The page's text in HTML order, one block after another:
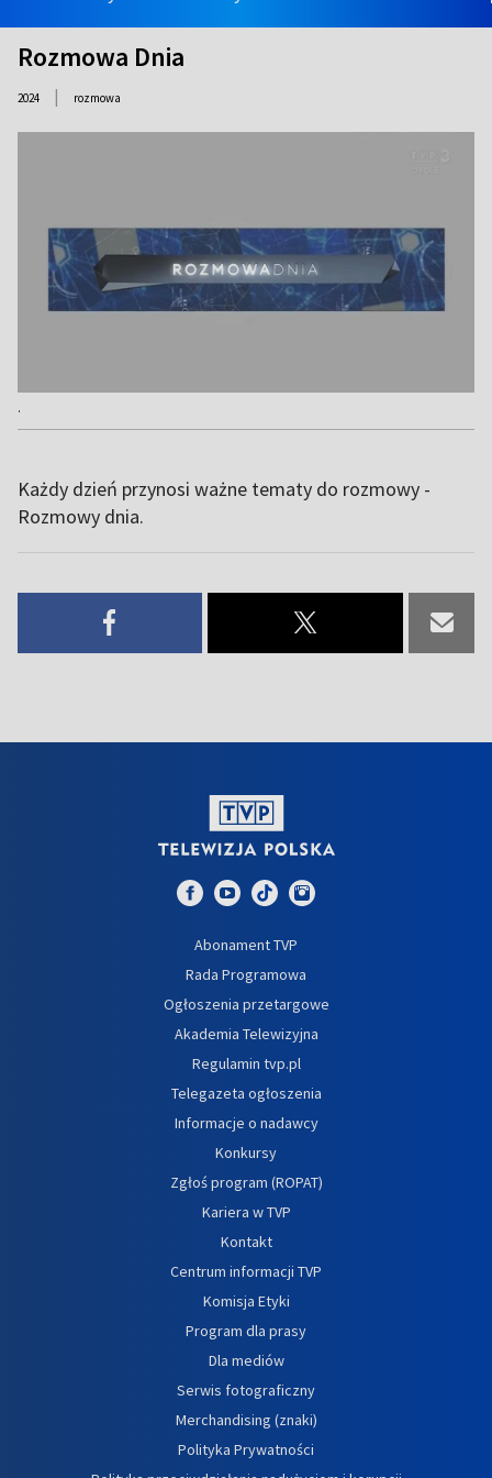
Rozmowa Dnia
2024 | rozmowa
.
Każdy dzień przynosi ważne tematy do rozmowy -
Rozmowy dnia.
Abonament TVP
Rada Programowa
Ogłoszenia przetargowe
Akademia Telewizyjna
Regulamin tvp.pl
Telegazeta ogłoszenia
Informacje o nadawcy
Konkursy
Zgłoś program (ROPAT)
Kariera w TVP
Kontakt
Centrum informacji TVP
Komisja Etyki
Program dla prasy
Dla mediów
Serwis fotograficzny
Merchandising (znaki)
Polityka Prywatności